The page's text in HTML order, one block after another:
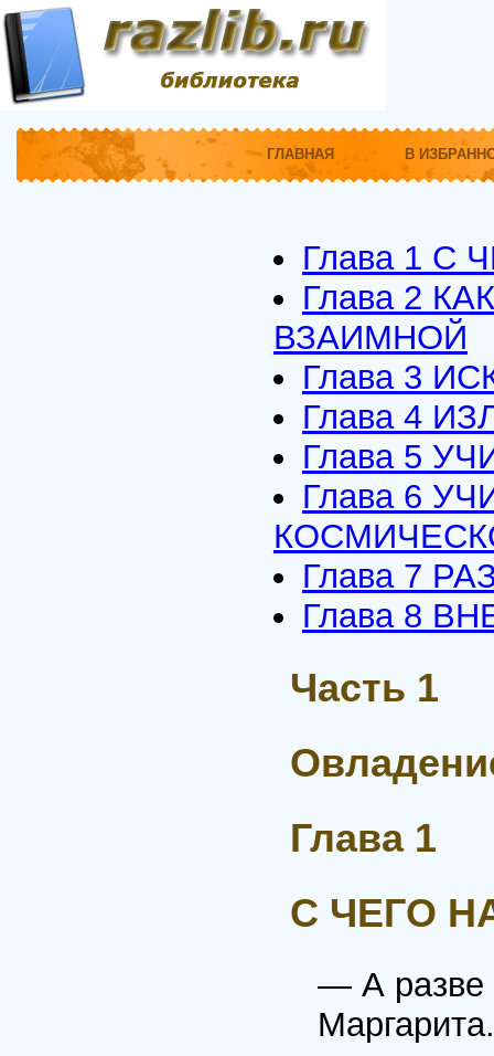
ГЛАВНАЯ В
Глава 1 С
Глава 2
ВЗАИМНОЙ
Глава 3
Глава 4
Глава 5
Глава 6
Глава 7
Глава 8
Часть 1
Глава 1
С ЧЕГО
— А разве
Маргарита.